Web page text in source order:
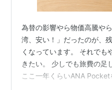
為替の影響やら物価高騰や
湾、安い！」だったのが、
くなっています。 それでも
きたい。 少しでも旅費の足
ここ一年くらいANA